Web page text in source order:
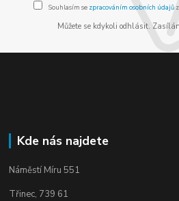
Souhlasím se zpracováním osobních údajů
Můžete se kdykoli odhlásit.
Kde nás najdete
Náměstí Míru 551
Třinec, 739 61